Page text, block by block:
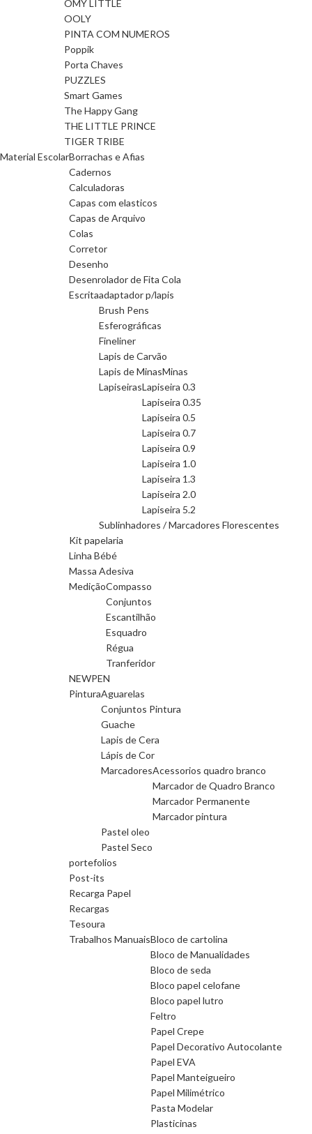
OMY LITTLE
OOLY
PINTA COM NUMEROS
Poppik
Porta Chaves
PUZZLES
Smart Games
The Happy Gang
THE LITTLE PRINCE
TIGER TRIBE
Material EscolarBorrachas e Afias
Cadernos
Calculadoras
Capas com elasticos
Capas de Arquivo
Colas
Corretor
Desenho
Desenrolador de Fita Cola
Escritaadaptador p/lapis
Brush Pens
Esferográficas
Fineliner
Lapis de Carvão
Lapis de MinasMinas
LapiseirasLapiseira 0.3
Lapiseira 0.35
Lapiseira 0.5
Lapiseira 0.7
Lapiseira 0.9
Lapiseira 1.0
Lapiseira 1.3
Lapiseira 2.0
Lapiseira 5.2
Sublinhadores / Marcadores Florescentes
Kit papelaria
Linha Bébé
Massa Adesiva
MediçãoCompasso
Conjuntos
Escantilhão
Esquadro
Régua
Tranferidor
NEWPEN
PinturaAguarelas
Conjuntos Pintura
Guache
Lapis de Cera
Lápis de Cor
MarcadoresAcessorios quadro branco
Marcador de Quadro Branco
Marcador Permanente
Marcador pintura
Pastel oleo
Pastel Seco
portefolios
Post-its
Recarga Papel
Recargas
Tesoura
Trabalhos ManuaisBloco de cartolina
Bloco de Manualidades
Bloco de seda
Bloco papel celofane
Bloco papel lutro
Feltro
Papel Crepe
Papel Decorativo Autocolante
Papel EVA
Papel Manteigueiro
Papel Milimétrico
Pasta Modelar
Plasticinas